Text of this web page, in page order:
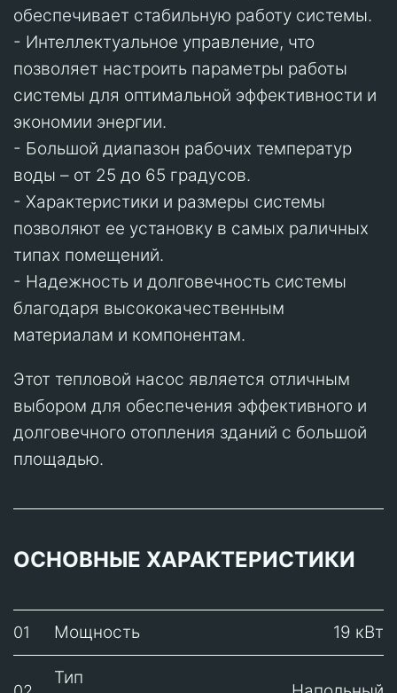
обеспечивает стабильную работу системы.
- Интеллектуальное управление, что
позволяет настроить параметры работы
системы для оптимальной эффективности и
экономии энергии.
- Большой диапазон рабочих температур
воды – от 25 до 65 градусов.
- Характеристики и размеры системы
позволяют ее установку в самых раличных
типах помещений.
- Надежность и долговечность системы
благодаря высококачественным
материалам и компонентам.
Этот тепловой насос является отличным
выбором для обеспечения эффективного и
долговечного отопления зданий с большой
площадью.
ОСНОВНЫЕ ХАРАКТЕРИСТИКИ
01 Мощность 19 кВт
Тип